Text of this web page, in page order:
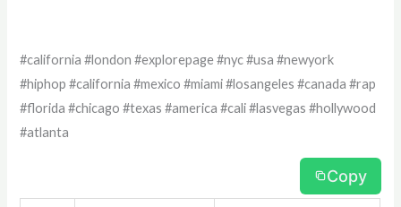
#california #london #explorepage #nyc #usa #newyork
#hiphop #california #mexico #miami #losangeles #canada #rap
#florida #chicago #texas #america #cali #lasvegas #hollywood
#atlanta
Copy